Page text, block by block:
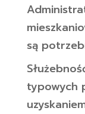
są
typowych